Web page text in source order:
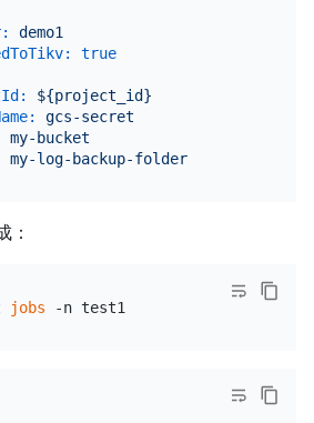
demo1
true
${project_id}
gcs-secret
my-bucket
my-log-backup-folder
：
jobs